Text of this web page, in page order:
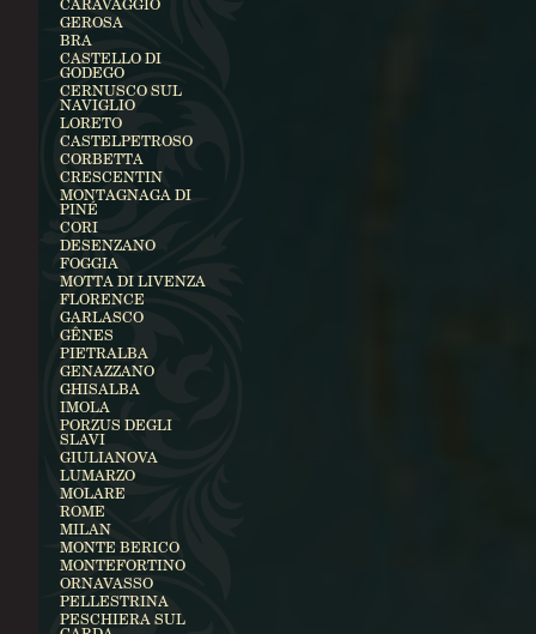
GEROSA
BRA
CASTELLO DI
GODEGO
CERNUSCO SUL
NAVIGLIO
LORETO
CASTELPETROSO
CORBETTA
CRESCENTIN
MONTAGNAGA DI
PINÉ
CORI
DESENZANO
FOGGIA
MOTTA DI LIVENZA
FLORENCE
GARLASCO
GÊNES
PIETRALBA
GENAZZANO
GHISALBA
IMOLA
PORZUS DEGLI
SLAVI
GIULIANOVA
LUMARZO
MOLARE
ROME
MILAN
MONTE BERICO
MONTEFORTINO
ORNAVASSO
PELLESTRINA
PESCHIERA SUL